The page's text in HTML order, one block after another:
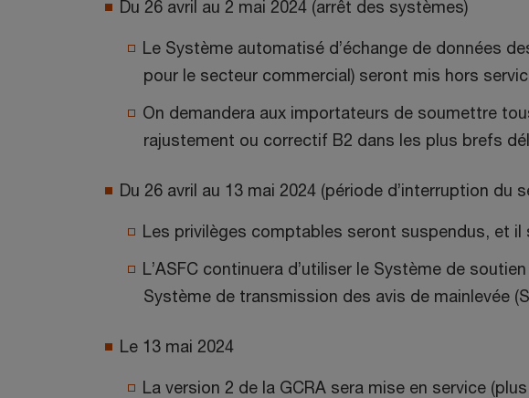
n
t
r
e
Du 26 avril au 2 mai 2024 (arrêt des systèmes)
Le Système automatisé d’échange de données
pour le secteur commercial) seront mis hors
On demandera aux importateurs de soumettre
rajustement ou correctif B2 dans les plus brefs
Du 26 avril au 13 mai 2024 (période d’interruption du
Les privilèges comptables seront suspendus, et il
L’ASFC continuera d’utiliser le Système de
Système de transmission des avis de mainlevée
Le 13 mai 2024
La version 2 de la GCRA sera mise en service